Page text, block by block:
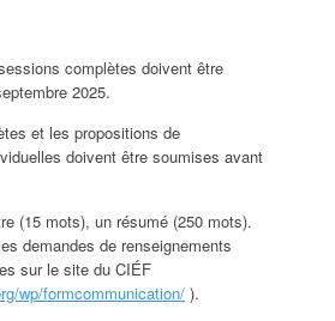
complètes doivent être
2025.
et les propositions de
doivent être soumises avant
(15 mots), un résumé (250 mots).
demandes de renseignements
sur le site du CIÉF
wp/formcommunication/ ).